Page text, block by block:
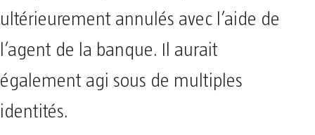
ultérieurement annulés avec l’aide de
l’agent de la banque. Il aurait
également agi sous de multiples
identités.